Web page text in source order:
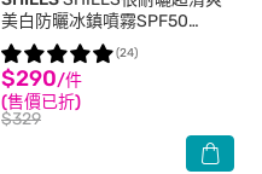
美白防曬冰鎮噴霧SPF50
180ml
$290/件
(售價已折)
$329
(24)